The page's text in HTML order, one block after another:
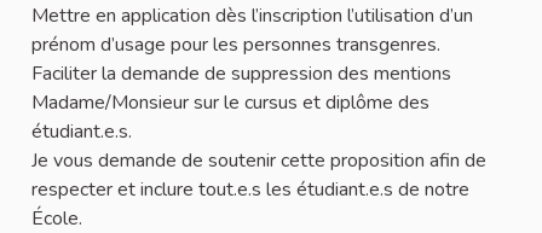
Mettre en application dès l’inscription l’utilisation d’un
prénom d’usage pour les personnes transgenres.
Faciliter la demande de suppression des mentions
Madame/Monsieur sur le cursus et diplôme des
étudiant.e.s.
Je vous demande de soutenir cette proposition afin de
respecter et inclure tout.e.s les étudiant.e.s de notre
École.